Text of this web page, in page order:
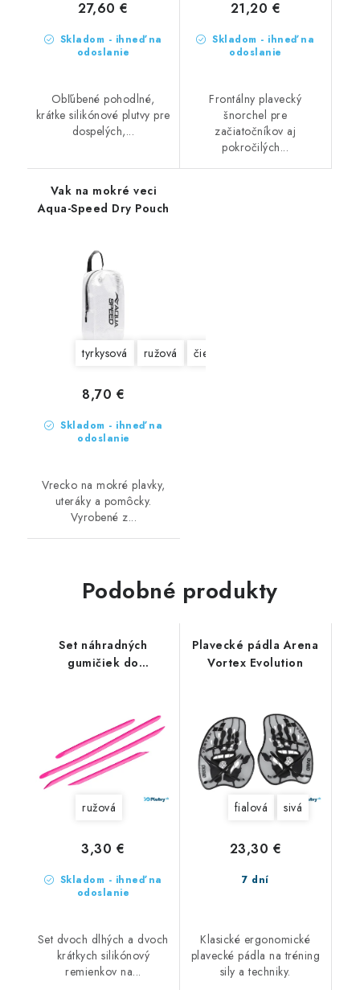
Skladom - ihneď na
odoslanie
27,60 €
Obľúbené pohodlné,
krátke silikónové plutvy pre
dospelých,...
Skladom - ihneď na
odoslanie
21,20 €
Frontálny plavecký
šnorchel pre
začiatočníkov aj
pokročilých...
Vak na mokré veci
Aqua-Speed Dry Pouch
tyrkysová ružová čierna
Skladom - ihneď na
odoslanie
8,70 €
Vrecko na mokré plavky,
uteráky a pomôcky.
Vyrobené z...
Podobné produkty
Set náhradných
gumičiek do
ružová
Skladom - ihneď na
odoslanie
3,30 €
Set dvoch dlhých a dvoch
krátkych silikónový
remienkov na...
Plavecké pádla Arena
Vortex Evolution
fialová sivá
7 dní
23,30 €
Klasické ergonomické
plavecké pádla na tréning
sily a techniky.